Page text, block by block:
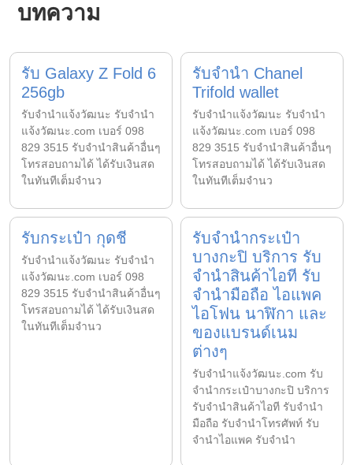
บทความ
รับ Galaxy Z Fold 6
256gb
รับจํานําแจ้งวัฒนะ รับจํานํา
แจ้งวัฒนะ.com เบอร์ 098
829 3515 รับจำนำสินค้าอื่นๆ
โทรสอบถามได้ ได้รับเงินสด
ในทันทีเต็มจำนว
รับจำนำ Chanel
Trifold wallet
รับจํานําแจ้งวัฒนะ รับจํานํา
แจ้งวัฒนะ.com เบอร์ 098
829 3515 รับจำนำสินค้าอื่นๆ
โทรสอบถามได้ ได้รับเงินสด
ในทันทีเต็มจำนว
รับกระเป๋า กุดชี
รับจํานําแจ้งวัฒนะ รับจํานํา
แจ้งวัฒนะ.com เบอร์ 098
829 3515 รับจำนำสินค้าอื่นๆ
โทรสอบถามได้ ได้รับเงินสด
ในทันทีเต็มจำนว
รับจำนำกระเป๋า
บางกะปิ บริการ รับ
จำนำสินค้าไอที รับ
จำนำมือถือ ไอแพค
ไอโฟน นาฬิกา และ
ของแบรนด์เนม
ต่างๆ
รับจํานําแจ้งวัฒนะ.com รับ
จำนำกระเป๋าบางกะปิ บริการ
รับจำนำสินค้าไอที รับจำนำ
มือถือ รับจำนำโทรศัพท์ รับ
จำนำไอแพค รับจำนำ